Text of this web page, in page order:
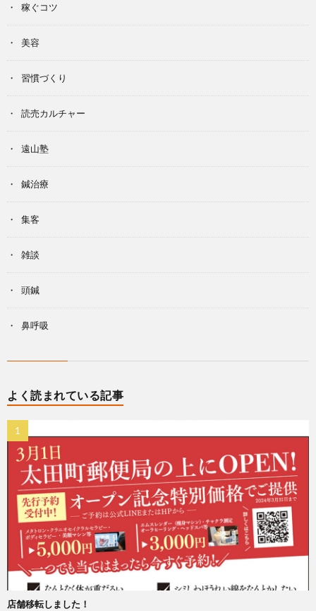
稼ぐコツ
美容
習慣づくり
読売カルチャー
遠山塾
鍼治療
集客
雑談
頭鍼
鼻呼吸
よく読まれている記事
店舗移転しました！